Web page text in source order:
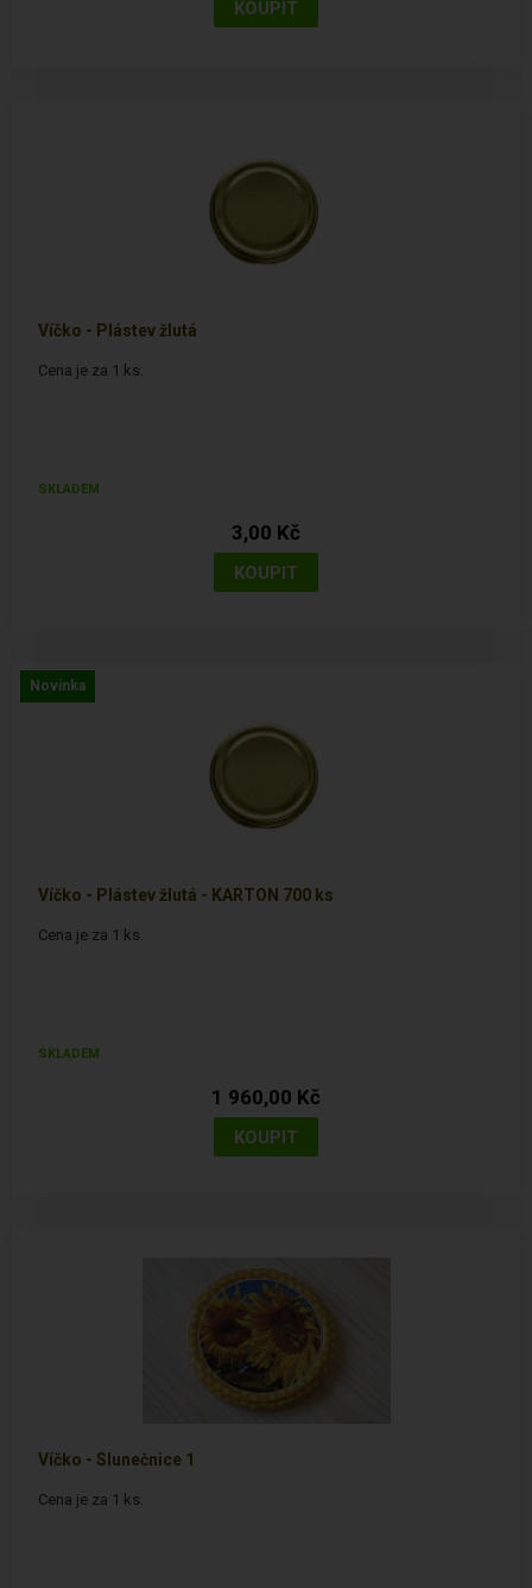
Víčko - Plástev žlutá
Cena je za 1 ks.
SKLADEM
3,00 Kč
Novinka
Víčko - Plástev žlutá - KARTON 700 ks
Cena je za 1 ks.
SKLADEM
1 960,00 Kč
Víčko - Slunečnice 1
Cena je za 1 ks.